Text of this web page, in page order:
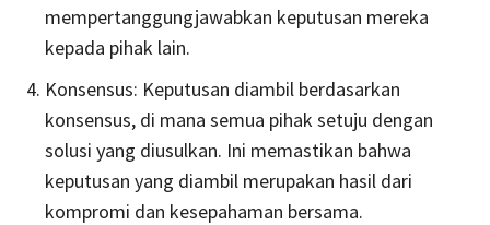
mempertanggungjawabkan keputusan mereka
kepada pihak lain.
Konsensus: Keputusan diambil berdasarkan
konsensus, di mana semua pihak setuju dengan
solusi yang diusulkan. Ini memastikan bahwa
keputusan yang diambil merupakan hasil dari
kompromi dan kesepahaman bersama.